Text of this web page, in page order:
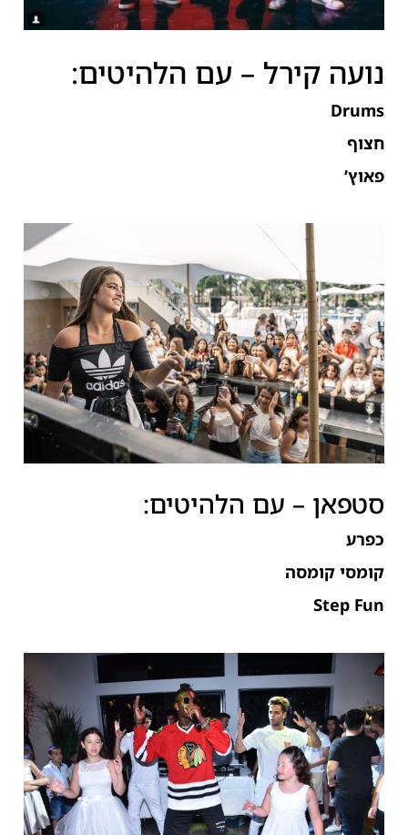
נועה קירל – עם הלהיטים:
Drums
חצוף
פאוץ’
סטפאן – עם הלהיטים:
כפרע
קומסי קומסה
Step Fun